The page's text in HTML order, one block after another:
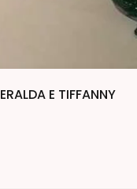
E TIFFANNY